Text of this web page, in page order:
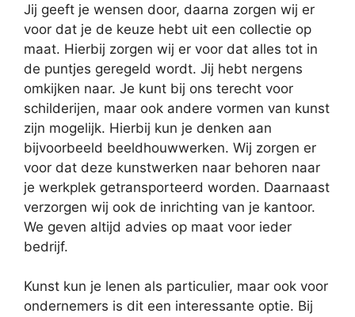
Jij geeft je wensen door, daarna zorgen wij er
voor dat je de keuze hebt uit een collectie op
maat. Hierbij zorgen wij er voor dat alles tot in
de puntjes geregeld wordt. Jij hebt nergens
omkijken naar. Je kunt bij ons terecht voor
schilderijen, maar ook andere vormen van kunst
zijn mogelijk. Hierbij kun je denken aan
bijvoorbeeld beeldhouwwerken. Wij zorgen er
voor dat deze kunstwerken naar behoren naar
je werkplek getransporteerd worden. Daarnaast
verzorgen wij ook de inrichting van je kantoor.
We geven altijd advies op maat voor ieder
bedrijf.
Kunst kun je lenen als particulier, maar ook voor
ondernemers is dit een interessante optie. Bij